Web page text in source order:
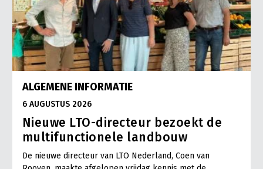
ALGEMENE INFORMATIE
6 AUGUSTUS 2026
Nieuwe LTO-directeur bezoekt de
multifunctionele landbouw
De nieuwe directeur van LTO Nederland, Coen van